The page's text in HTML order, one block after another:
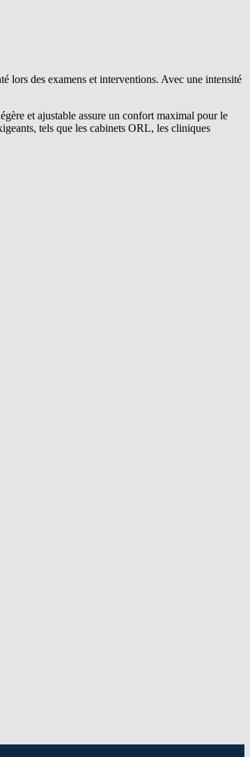
lors des examens et interventions. Avec une intensité
et ajustable assure un confort maximal pour le
tels que les cabinets ORL, les cliniques